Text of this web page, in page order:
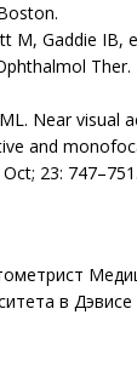
Gaddie IB,
Ther.
Near visual
and
23: 747–751.
в